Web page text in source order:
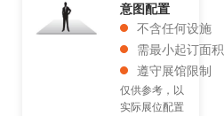
意图配置
不含任何设施
需最小起订面积
遵守展馆限制
仅供参考，以
实际展位配置